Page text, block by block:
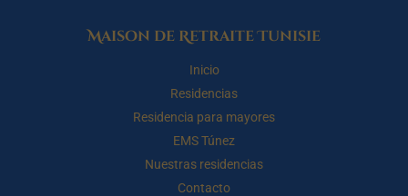
Maison de Retraite Tunisie
Inicio
Residencias
Residencia para mayores
EMS Túnez
Nuestras residencias
Contacto